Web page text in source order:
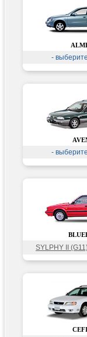
-
-
SYLPHY II